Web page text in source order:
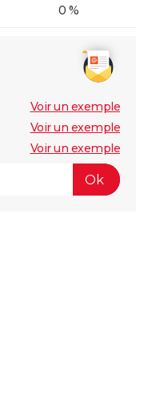
0 %
Voir un exemple
Voir un exemple
Voir un exemple